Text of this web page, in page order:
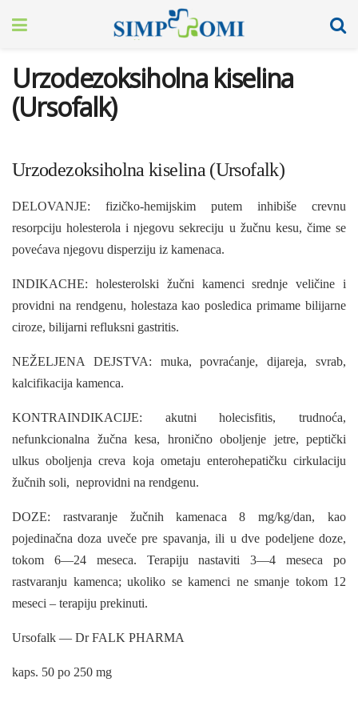
Urzodezoksiholna kiselina
(Ursofalk)
Urzodezoksiholna kiselina (Ursofalk)
DELOVANJE: fizičko-hemijskim putem inhibiše crevnu
resorpciju holesterola i njegovu sekreciju u žučnu kesu, čime se
povećava njegovu disperziju iz kamenaca.
INDIKACHE: holesterolski žučni kamenci srednje veličine i
providni na rendgenu, holestaza kao posledica primame bilijarne
ciroze, bilijarni refluksni gastritis.
NEŽELJENA DEJSTVA: muka, povraćanje, dijareja, svrab,
kalcifikacija kamenca.
KONTRAINDIKACIJE: akutni holecisfitis, trudnoća,
nefunkcionalna žučna kesa, hronično oboljenje jetre, peptički
ulkus oboljenja creva koja ometaju enterohepatičku cirkulaciju
žučnih soli, neprovidni na rendgenu.
DOZE: rastvaranje žučnih kamenaca 8 mg/kg/dan, kao
pojedinačna doza uveče pre spavanja, ili u dve podeljene doze,
tokom 6—24 meseca. Terapiju nastaviti 3—4 meseca po
rastvaranju kamenca; ukoliko se kamenci ne smanje tokom 12
meseci – te­rapiju prekinuti.
Ursofalk — Dr FALK PHARMA
kaps. 50 po 250 mg